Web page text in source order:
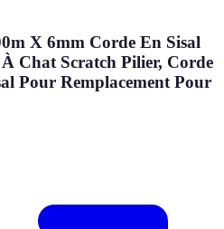
X 6mm Corde En Sisal
Chat Scratch Pilier, Corde
Pour Remplacement Pour